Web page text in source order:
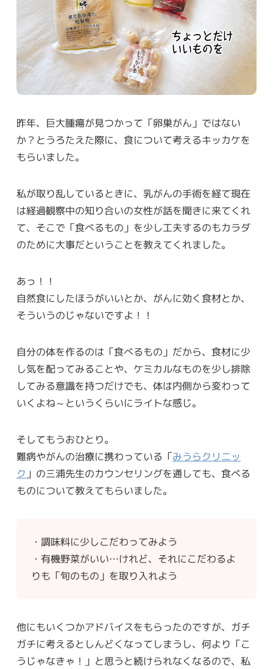
昨年、巨大腫瘍が見つかって「卵巣がん」ではない
か？とうろたえた際に、食について考えるキッカケを
もらいました。
私が取り乱しているときに、乳がんの手術を経て現在
は経過観察中の知り合いの女性が話を聞きに来てくれ
て、そこで「食べるもの」を少し工夫するのもカラダ
のために大事だということを教えてくれました。
あっ！！
自然食にしたほうがいいとか、がんに効く食材とか、
そういうのじゃないですよ！！
自分の体を作るのは「食べるもの」だから、食材に少
し気を配ってみることや、ケミカルなものを少し排除
してみる意識を持つだけでも、体は内側から変わって
いくよね～というくらいにライトな感じ。
そしてもうおひとり。
難病やがんの治療に携わっている「みうらクリニッ
ク 」の三浦先生のカウンセリングを通しても、食べる
ものについて教えてもらいました。
・調味料に少しこだわってみよう
・有機野菜がいい…けれど、それにこだわるよ
りも「旬のもの」を取り入れよう
他にもいくつかアドバイスをもらったのですが、ガチ
ガチに考えるとしんどくなってしまうし、何より「こ
うじゃなきゃ！」と思うと続けられなくなるので、私